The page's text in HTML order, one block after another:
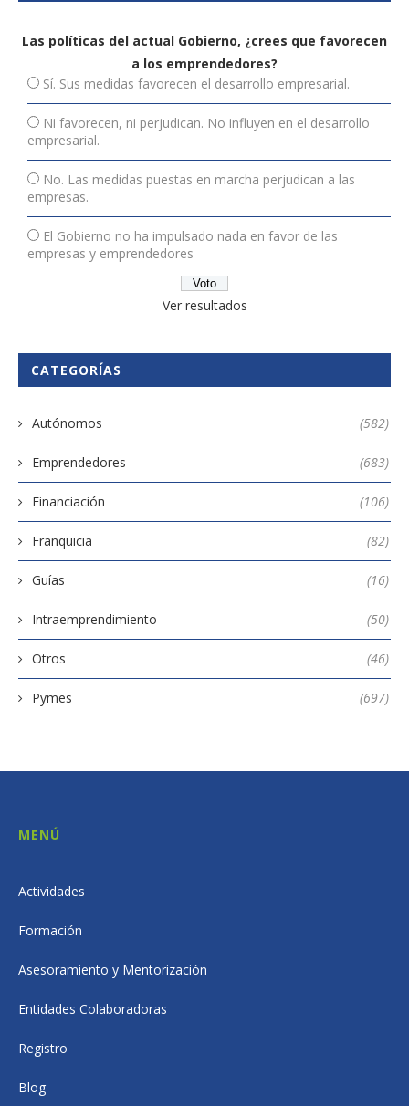
Las políticas del actual Gobierno, ¿crees que favorecen
a los emprendedores?
Sí. Sus medidas favorecen el desarrollo empresarial.
Ni favorecen, ni perjudican. No influyen en el desarrollo
empresarial.
No. Las medidas puestas en marcha perjudican a las
empresas.
El Gobierno no ha impulsado nada en favor de las
empresas y emprendedores
Ver resultados
CATEGORÍAS
Autónomos (582)
Emprendedores (683)
Financiación (106)
Franquicia (82)
Guías (16)
Intraemprendimiento (50)
Otros (46)
Pymes (697)
MENÚ
Actividades
Formación
Asesoramiento y Mentorización
Entidades Colaboradoras
Registro
Blog